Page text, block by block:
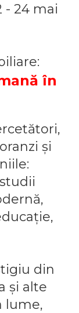
- 24 mai
în
și
din
și alte
lume,